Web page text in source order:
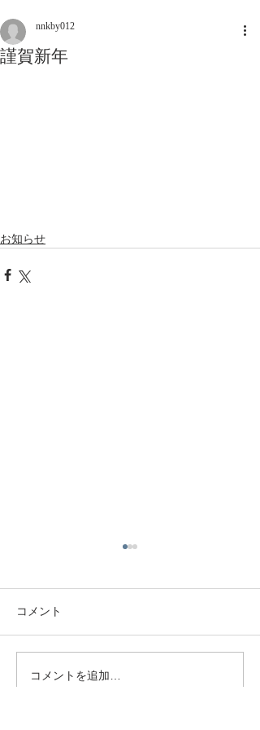
謹賀新年
nnkby012
お知らせ
春季大祭のお知らせ
コメント
コメントを追加…